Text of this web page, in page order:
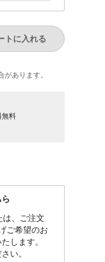
トに入れる
あります。
無料
は、ご注文
ご希望のお
します。
い。